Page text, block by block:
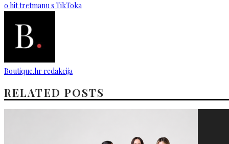
o hit tretmanu s TikToka
Boutique.hr redakcija
RELATED POSTS